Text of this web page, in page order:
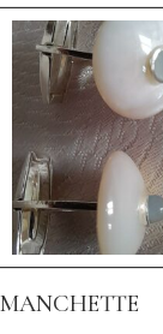
manchette